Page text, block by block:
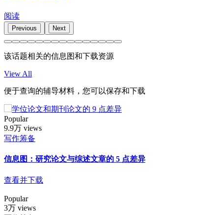
阅读
Previous Next
该话题相关的信息图和下载资源
View All
便于查询的辅导材料，您可以保存和下载
Popular
9.9万 views
写作筹备
信息图：研究论文与综述文章的 5 点差异
查看并下载
Popular
3万 views